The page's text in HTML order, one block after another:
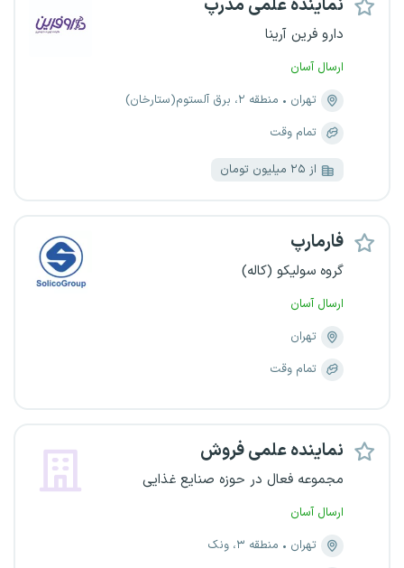
نماینده علمی مدرپ
دارو فرین آرینا
ارسال آسان
تهران
منطقه ۲، برق آلستوم(ستارخان)
تمام وقت
از ۲۵ میلیون تومان
فارمارپ
گروه سولیکو (کاله)
ارسال آسان
تهران
تمام وقت
نماینده علمی فروش
مجموعه فعال در حوزه صنایع غذایی
ارسال آسان
تهران
منطقه ۳، ونک